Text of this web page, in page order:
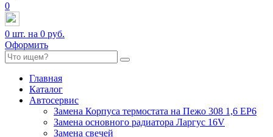
0
0 шт. на 0 руб.
Оформить
Главная
Каталог
Автосервис
Замена Корпуса термостата на Пежо 308 1,6 EP6
Замена основного радиатора Ларгус 16V
Замена свечей